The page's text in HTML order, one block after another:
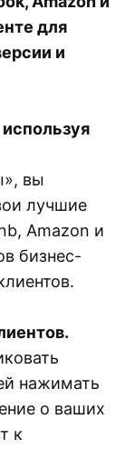
для
и
вы
лучшие
Amazon и
бизнес-
нажимать
о ваших
к